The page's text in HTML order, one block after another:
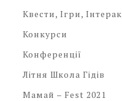
Квести, Ігри,
Конкурси
Конференції
Літня Школа Гідів
Мамай – Fest 2021